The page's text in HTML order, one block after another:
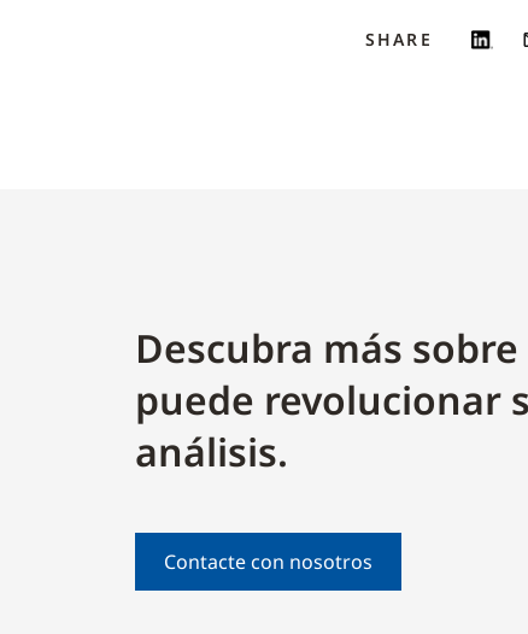
SHARE
Descubra más
puede revolucionar
análisis.
Contacte con nosotros